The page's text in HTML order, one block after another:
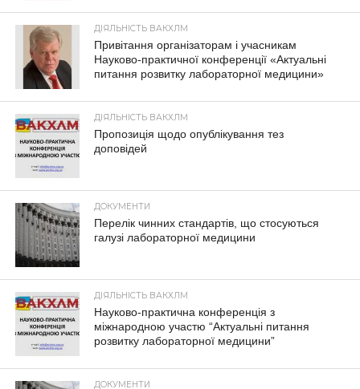
ДІЯЛЬНІСТЬ ВАКХЛМ
Привітання організаторам і учасникам
Науково-практичної конференції «Актуальні
питання розвитку лабораторної медицини»
ДІЯЛЬНІСТЬ ВАКХЛМ
Пропозиція щодо опублікування тез
доповідей
ДОКУМЕНТИ
Перелік чинних стандартів, що стосуються
галузі лабораторної медицини
ДІЯЛЬНІСТЬ ВАКХЛМ
Науково-практична конференція з
міжнародною участю “Актуальні питання
розвитку лабораторної медицини”
ДОКУМЕНТИ